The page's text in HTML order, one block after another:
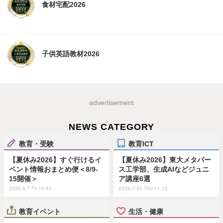
食材宅配2026
子供英語教材2026
advertisement
NEWS CATEGORY
教育・受験
【夏休み2026】すぐ行けるイ
ベント情報おまとめ便＜8/9-
15開催＞
2026.8.7 Fri 19:45
教育ICT
【夏休み2026】東大メタバー
ス工学部、生成AIなどジュニ
ア講座6選
2026.7.30 Thu 11:15
教育イベント 生活・健康